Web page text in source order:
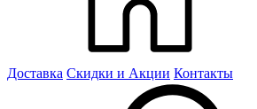
Доставка Скидки и Акции Контакты